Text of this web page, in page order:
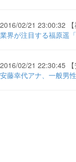
2016/02/21 23:00:32 【
業界が注目する福原遥
2016/02/21 22:30:45 【
安藤幸代アナ、一般男